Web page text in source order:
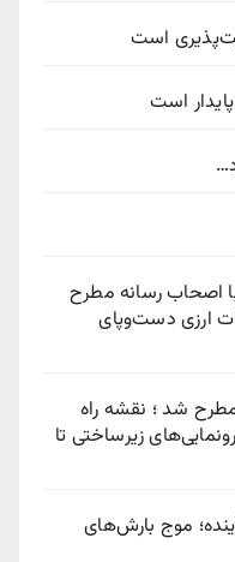
است
است
اصحاب رسانه مطرح
ارزی دست‌وپای
مطرح شد ؛ نقشه راه
زیرساختی تا
در ۷۲ ساعت آینده؛ موج بارش‌های